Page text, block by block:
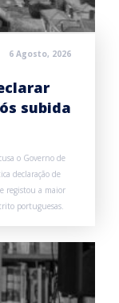
6 Agosto, 2026
subida
o Governo de
declaração de
registou a maior
portuguesas.